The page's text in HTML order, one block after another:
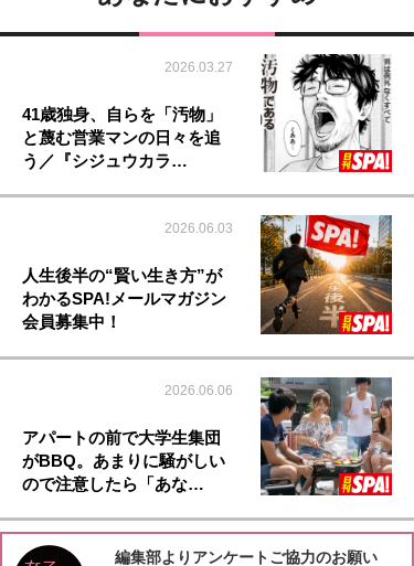
2026.03.27
41歳独身、自らを「汚物」
と蔑む営業マンの日々を追
う／『シジュウカラ…
2026.06.03
人生後半の“賢い生き方”が
わかるSPA!メールマガジン
会員募集中！
2026.06.06
アパートの前で大学生集団
がBBQ。あまりに騒がしい
ので注意したら「あな…